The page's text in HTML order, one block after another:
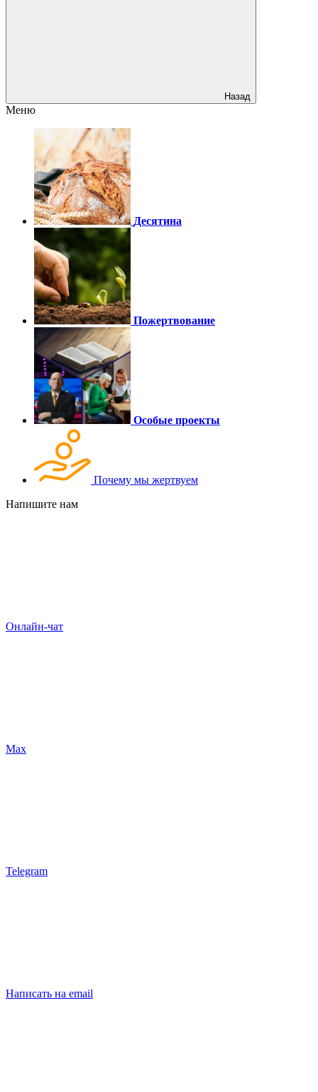
Назад
Меню
Десятина
Пожертвование
Особые проекты
Почему мы жертвуем
Напишите нам
Онлайн-чат
Max
Telegram
Написать на email